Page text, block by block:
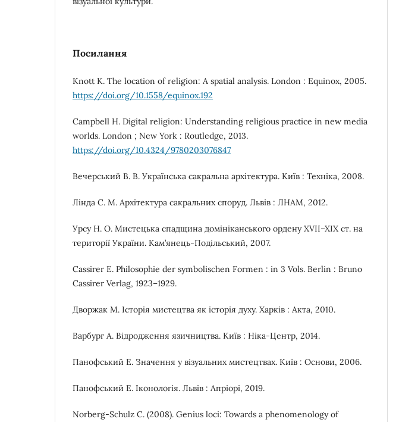
Посилання
Knott K. The location of religion: A spatial analysis. London : Equinox, 2005.
https://doi.org/10.1558/equinox.192
Campbell H. Digital religion: Understanding religious practice in new media
worlds. London ; New York : Routledge, 2013.
https://doi.org/10.4324/9780203076847
Вечерський В. В. Українська сакральна архітектура. Київ : Техніка, 2008.
Лінда С. М. Архітектура сакральних споруд. Львів : ЛНАМ, 2012.
Урсу Н. О. Мистецька спадщина домініканського ордену XVII–XIX ст. на
території України. Кам’янець-Подільський, 2007.
Cassirer E. Philosophie der symbolischen Formen : in 3 Vols. Berlin : Bruno
Cassirer Verlag, 1923–1929.
Дворжак М. Історія мистецтва як історія духу. Харків : Акта, 2010.
Варбург А. Відродження язичництва. Київ : Ніка-Центр, 2014.
Панофський Е. Значення у візуальних мистецтвах. Київ : Основи, 2006.
Панофський Е. Іконологія. Львів : Апріорі, 2019.
Norberg-Schulz C. (2008). Genius loci: Towards a phenomenology of